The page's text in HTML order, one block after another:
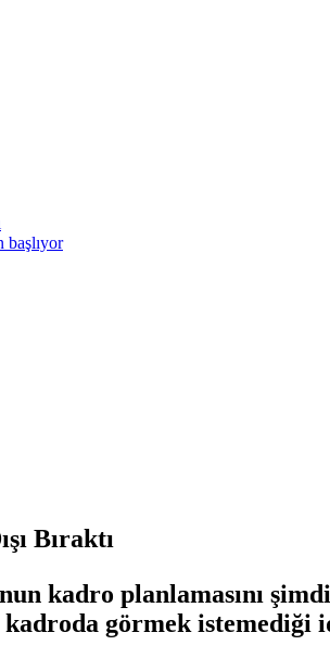
başlıyor
Bıraktı
kadro planlamasını
görmek istemediği